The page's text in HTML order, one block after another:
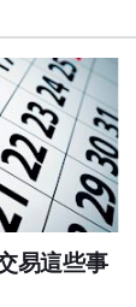
對該資訊的準確性
起的。錯誤和遺漏
易這些事